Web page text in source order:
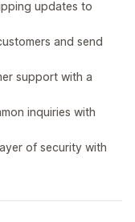
updates to
and send
support with a
inquiries with
of security with